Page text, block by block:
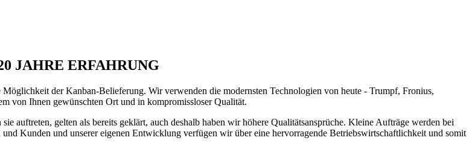
JAHRE ERFAHRUNG
der Kanban-Belieferung. Wir verwenden die modernsten Technologien von heute - Trumpf, Fronius,
von Ihnen gewünschten Ort und in kompromissloser Qualität.
auftreten, gelten als bereits geklärt, auch deshalb haben wir höhere Qualitätsansprüche. Kleine Aufträge werden bei
Kunden und unserer eigenen Entwicklung verfügen wir über eine hervorragende Betriebswirtschaftlichkeit und somit